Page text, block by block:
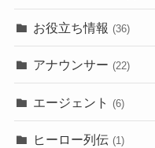
お役立ち情報 (36)
アナウンサー (22)
エージェント (6)
ヒーロー列伝 (1)